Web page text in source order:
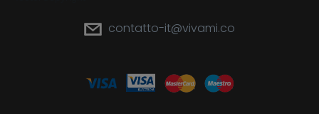
contatto-it@vivami.co